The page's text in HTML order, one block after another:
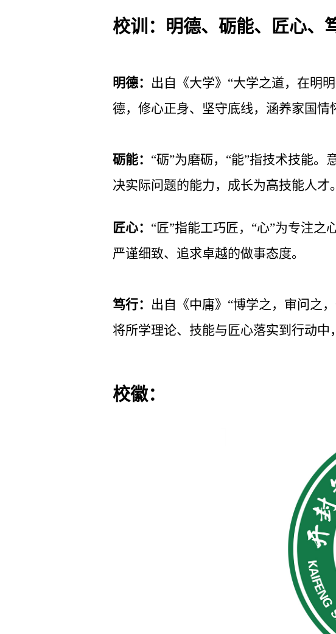
校训：明德、砺能、匠心、
明德： 出自《大学》“大学之道，在明
德，修心正身、坚守底线，涵养家国情
砺能： “砺”为磨砺，“能”指技术技能
决实际问题的能力，成长为高技能人才。
匠心： “匠”指能工巧匠，“心”为专注
严谨细致、追求卓越的做事态度。
笃行： 出自《中庸》“博学之，审问之
将所学理论、技能与匠心落实到行动中
校徽：